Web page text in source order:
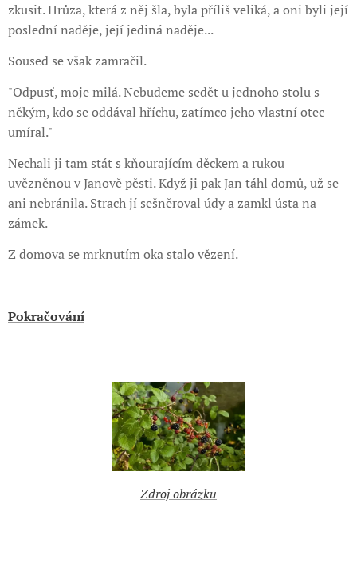
zkusit. Hrůza, která z něj šla, byla příliš veliká, a oni byli její
poslední naděje, její jediná naděje...
Soused se však zamračil.
"Odpusť, moje milá. Nebudeme sedět u jednoho stolu s
někým, kdo se oddával hříchu, zatímco jeho vlastní otec
umíral."
Nechali ji tam stát s kňourajícím děckem a rukou
uvězněnou v Janově pěsti. Když ji pak Jan táhl domů, už se
ani nebránila. Strach jí sešněroval údy a zamkl ústa na
zámek.
Z domova se mrknutím oka stalo vězení.
Pokračování
Zdroj obrázku